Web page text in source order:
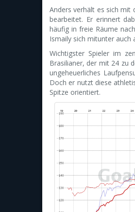
Anders verhält es sich mit
bearbeitet. Er erinnert
häufig in freie Räume
Ismaily sich mitunter auch
Wichtigster Spieler im
Brasilianer, der mit 24 zu
ungeheuerliches
Doch er nutzt diese
Spitze orientiert.